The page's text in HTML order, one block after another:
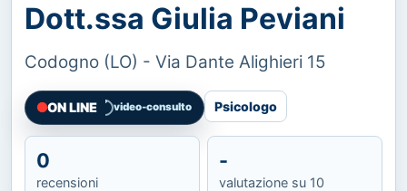
Dott.ssa Giulia Peviani
Codogno (LO) - Via Dante Alighieri 15
ON LINE video-consulto Psicologo
0
recensioni
-
valutazione su 10